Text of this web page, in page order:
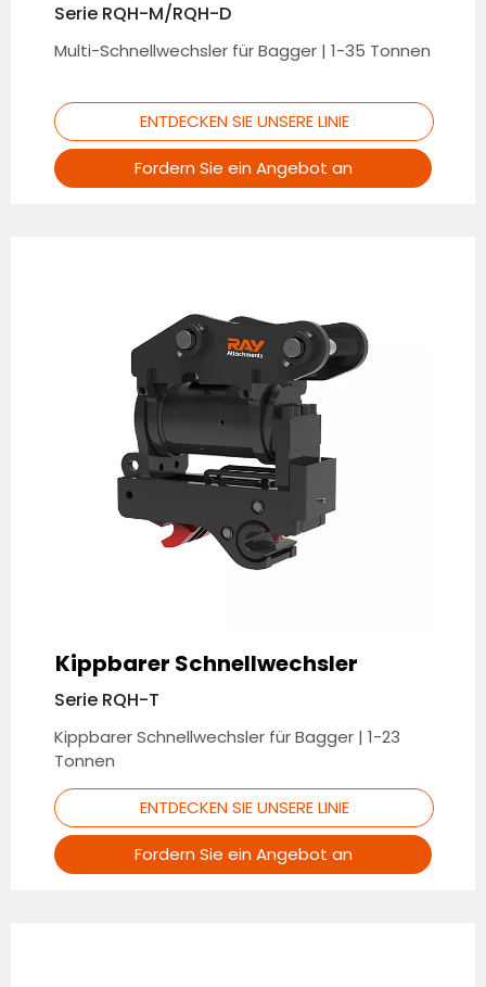
Serie RQH-M/RQH-D
Multi-Schnellwechsler für Bagger | 1-35 Tonnen
ENTDECKEN SIE UNSERE LINIE
Fordern Sie ein Angebot an
Kippbarer Schnellwechsler
Serie RQH-T
Kippbarer Schnellwechsler für Bagger | 1-23
Tonnen
ENTDECKEN SIE UNSERE LINIE
Fordern Sie ein Angebot an